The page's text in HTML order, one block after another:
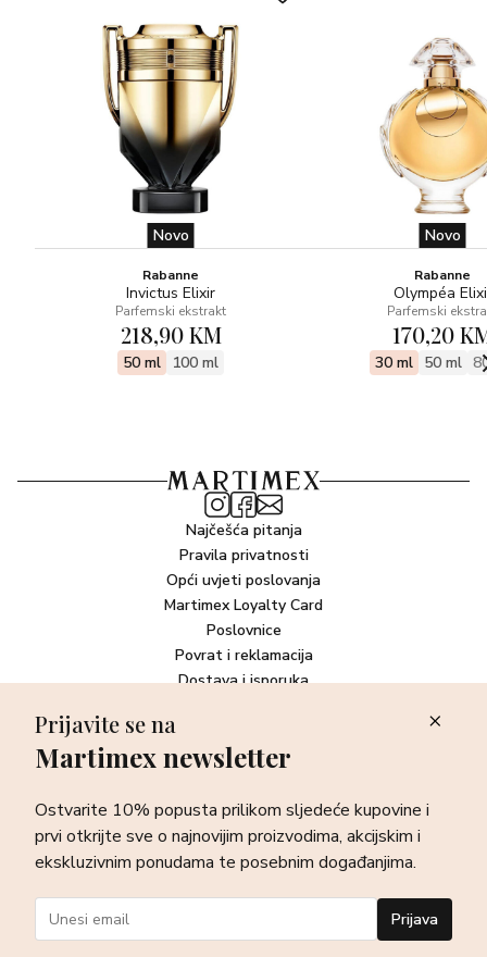
Novo
Rabanne
Invictus Elixir
Parfemski ekstrakt
218,90 KM
50 ml 100 ml
Novo
Rabanne
Olympéa
Parfemski
170,20
30 ml 50 ml
Najčešća pitanja
Pravila privatnosti
Opći uvjeti poslovanja
Martimex Loyalty Card
Poslovnice
Povrat i reklamacija
Dostava i isporuka
Newsletter
sve o najnovijim proizvodima, akcijskim i ekskluzivnim
ponudama te posebnim događanjima.
Prijava
Prijavite se na
Martimex newsletter
Ostvarite 10% popusta prilikom sljedeće kupovine i
prvi otkrijte sve o najnovijim proizvodima, akcijskim i
ekskluzivnim ponudama te posebnim događanjima.
Prijava